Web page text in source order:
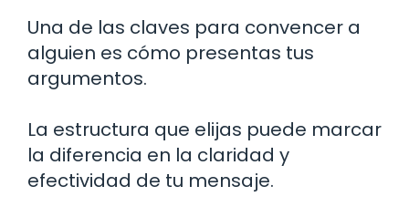
Una de las claves para convencer a
alguien es cómo presentas tus
argumentos.
La estructura que elijas puede marcar
la diferencia en la claridad y
efectividad de tu mensaje.